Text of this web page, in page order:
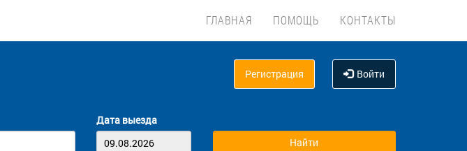
ГЛАВНАЯ ПОМОЩЬ КОНТАКТЫ
Регистрация Войти
Дата выезда